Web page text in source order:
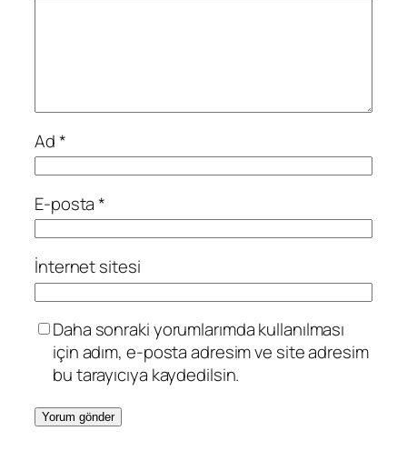
Ad*
E-posta*
İnternet sitesi
Daha sonraki yorumlarımda kullanılması
için adım, e-posta adresim ve site adresim
bu tarayıcıya kaydedilsin.